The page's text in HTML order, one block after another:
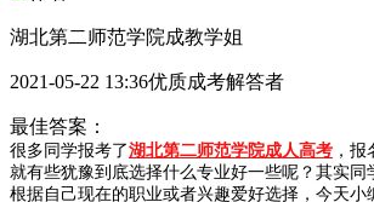
湖北第二师范学院成教学姐
2021-05-22 13:36优质成考解答者
最佳答案：
很多同学报考了湖北第二师范学院成人高考 ，
就有些犹豫到底选择什么专业好一些呢？其实同
根据自己现在的职业或者兴趣爱好选择，今天小